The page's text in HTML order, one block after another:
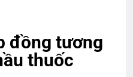
đồng tương
thuốc